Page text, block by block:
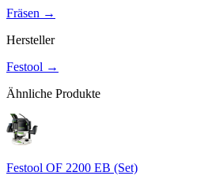
Fräsen →
Hersteller
Festool →
Ähnliche Produkte
Festool OF 2200 EB (Set)